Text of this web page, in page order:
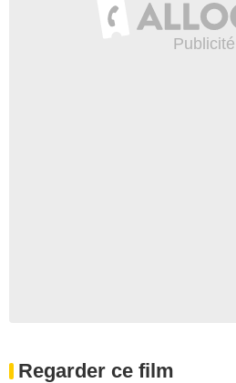
Regarder ce film